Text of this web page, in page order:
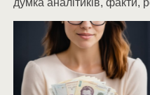
думка аналітиків, факти,